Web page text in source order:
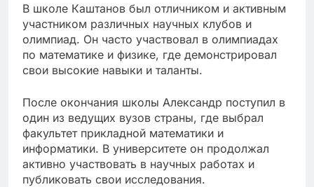
В школе Каштанов был отличником и активным
участником различных научных клубов и
олимпиад. Он часто участвовал в олимпиадах
по математике и физике, где демонстрировал
свои высокие навыки и таланты.
После окончания школы Александр поступил в
один из ведущих вузов страны, где выбрал
факультет прикладной математики и
информатики. В университете он продолжал
активно участвовать в научных работах и
публиковать свои исследования.